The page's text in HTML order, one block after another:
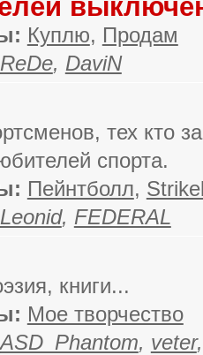
Куплю, Продам
ReDe, DaviN
тех кто
спорта.
Пейнтболл,
Leonid, FEDERAL
книги...
Мое творчество
ASD_Phantom, veter